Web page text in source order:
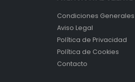
Condiciones Generales
Aviso Legal
Política de Privacidad
Política de Cookies
Contacto